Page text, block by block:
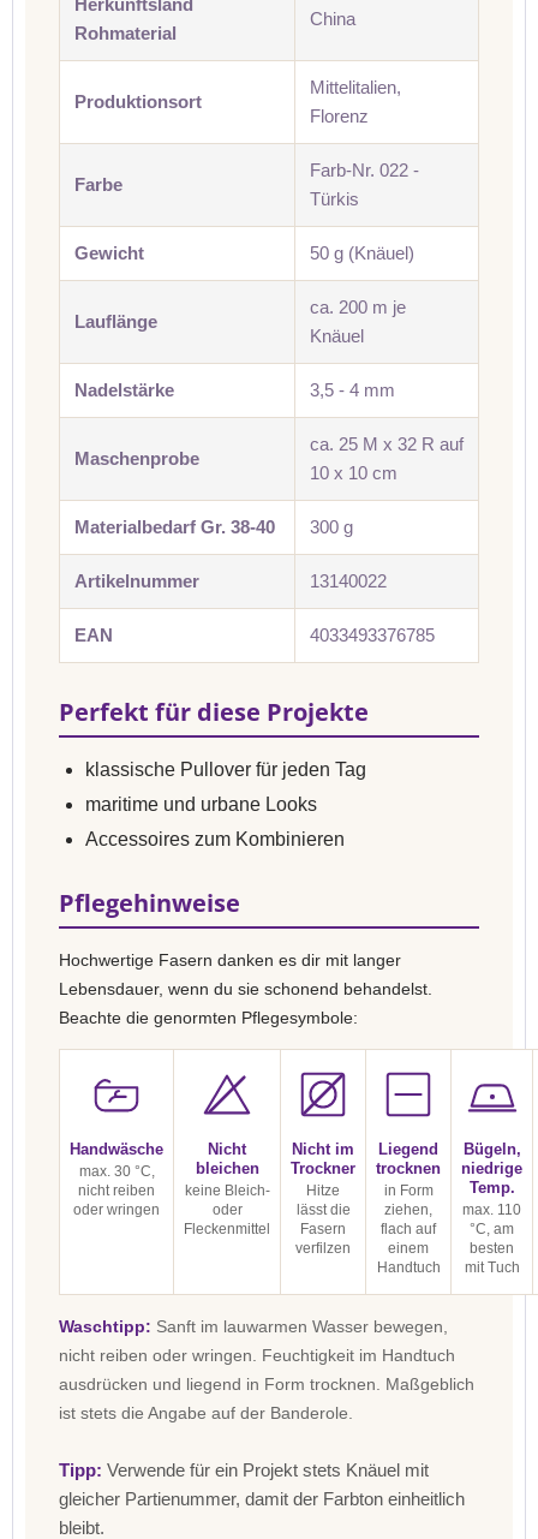
Herkunftsland
Rohmaterial
China
Produktionsort
Mittelitalien,
Florenz
Farbe
Farb-Nr. 022 -
Türkis
Gewicht 50 g (Knäuel)
Lauflänge
ca. 200 m je
Knäuel
Nadelstärke 3,5 - 4 mm
Maschenprobe
ca. 25 M x 32 R auf
10 x 10 cm
Materialbedarf Gr. 38-40 300 g
Artikelnummer 13140022
EAN 4033493376785
Perfekt für diese Projekte
klassische Pullover für jeden Tag
maritime und urbane Looks
Accessoires zum Kombinieren
Pflegehinweise
Hochwertige Fasern danken es dir mit langer
Lebensdauer, wenn du sie schonend behandelst.
Beachte die genormten Pflegesymbole:
Handwäsche
max. 30 °C,
nicht reiben
oder wringen
Nicht
bleichen
keine Bleich-
oder
Fleckenmittel
Nicht im
Trockner
Hitze
lässt die
Fasern
verfilzen
Liegend
trocknen
in Form
ziehen,
flach auf
einem
Handtuch
Bügeln,
niedrige
Temp.
max. 110
°C, am
besten
mit Tuch
Waschtipp: Sanft im lauwarmen Wasser bewegen,
nicht reiben oder wringen. Feuchtigkeit im Handtuch
ausdrücken und liegend in Form trocknen. Maßgeblich
ist stets die Angabe auf der Banderole.
Tipp: Verwende für ein Projekt stets Knäuel mit
gleicher Partienummer, damit der Farbton einheitlich
bleibt.